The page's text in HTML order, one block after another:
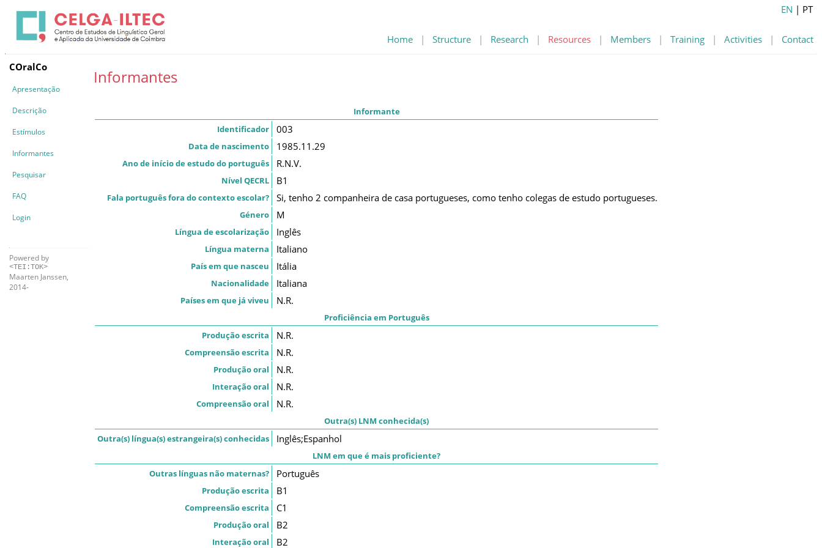
Home | Structure | Research | Resources | Members | Training | Activities | Contact
EN | PT
COralCo
Apresentação
Descrição
Estímulos
Informantes
Pesquisar
FAQ
Login
Powered by
<TEI:TOK>
Maarten Janssen,
2014-
Informantes
Informante
Identificador
003
Data de nascimento 1985.11.29
Ano de início de estudo do português R.N.V.
Nível QECRL B1
Fala português fora do contexto escolar? Si, tenho 2 companheira de casa portugueses, como tenho colegas de estudo portugueses.
Género M
Língua de escolarização Inglês
Língua materna Italiano
País em que nasceu Itália
Nacionalidade Italiana
Países em que já viveu N.R.
Proficiência em Português
Produção escrita
N.R.
Compreensão escrita N.R.
Produção oral N.R.
Interação oral N.R.
Compreensão oral N.R.
Outra(s) LNM conhecida(s)
Outra(s) língua(s) estrangeira(s) conhecidas
Inglês;Espanhol
LNM em que é mais proficiente?
Outras línguas não maternas?
Português
Produção escrita B1
Compreensão escrita C1
Produção oral B2
Interação oral B2